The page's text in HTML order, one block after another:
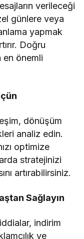
verileceği
günlere veya
yapmak
Doğru
en önemli
dönüşüm
analiz edin.
optimize
stratejinizi
artırabilirsiniz.
Sağlayın
indirim
ve